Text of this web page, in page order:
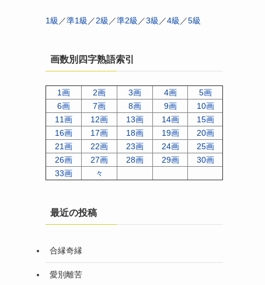
1級 ／準1級 ／2級 ／準2級 ／3級 ／4級 ／5級
画数別四字熟語索引
1画 2画 3画 4画
5画
6画
7画 8画 9画
10画
11画
12画 13画 14画
15画
16画
17画 18画 19画
20画
21画
22画 23画 24画
25画
26画
27画 28画 29画
30画
33画
々
最近の投稿
合縁奇縁
愛別離苦